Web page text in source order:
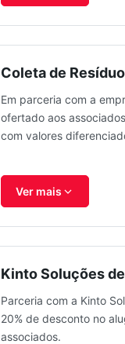
Coleta de
Em parceria com a
ofertado aos
com valores
Ver mais
Kinto Soluções
Parceria com a Kinto
20% de desconto no
associados.